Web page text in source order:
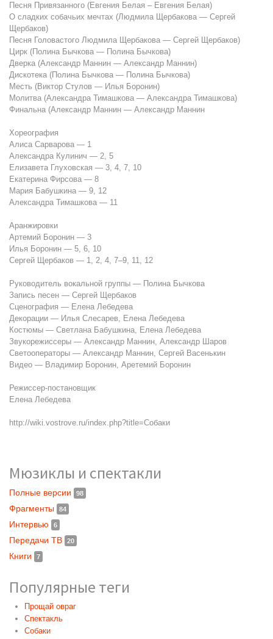
Песня Привязанного (Евгения Белая – Евгения Белая)
О сладких собачьих мечтах (Людмила Щербакова — Сергей
Щербаков)
Песня Головастого Людмила Щербакова — Сергей Щербаков)
Цирк (Полина Бычкова — Полина Бычкова)
Дверка (Александр Маннин — Александр Маннин)
Дискотека (Полина Бычкова — Полина Бычкова)
Месть (Виктор Стулов — Илья Боронин)
Молитва (Александра Тимашкова — Александра Тимашкова)
Финальна (Александр Маннин — Александр Маннин
Хореография
Алиса Сарварова — 1
Александра Кулинич — 2, 5
Елизавета Глуховская — 3, 4, 7, 10
Екатерина Фирсова — 8
Мария Бабушкина — 9, 12
Александра Тимашкова — 11
Аранжировки
Артемий Боронин — 3
Илья Боронин — 5, 6, 10
Сергей Щербаков — 1, 2, 4, 7–9, 11, 12
Руководитель вокальной группы — Полина Бычкова
Запись песен — Сергей Щербаков
Сценография — Елена Лебедева
Декорации — Илья Слесарев, Елена Лебедева
Костюмы — Светлана Бабушкина, Елена Лебедева
Звукорежиссеры — Александр Маннин, Александр Шаров
Светооператоры — Александр Маннин, Сергей Васенькин
Видео — Владимир Боронин, Аретемий Боронин
Режиссер-постановщик
Елена Лебедева
http://wiki.vostrove.ru/index.php?title=Собаки
Мюзиклы и спектакли
Полные версии 98
Фрагменты 84
Интервью 6
Передачи ТВ 20
Книги 7
Популярные теги
Прощай овраг
Спектакль
Собаки